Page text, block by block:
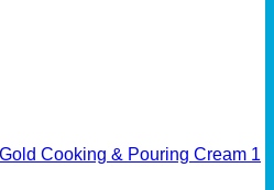
Cooking & Pouring Cream 1